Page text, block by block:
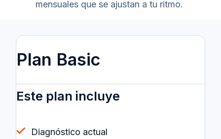
mensuales que se ajustan a tu ritmo.
Plan Basic
Este plan incluye
Diagnóstico actual